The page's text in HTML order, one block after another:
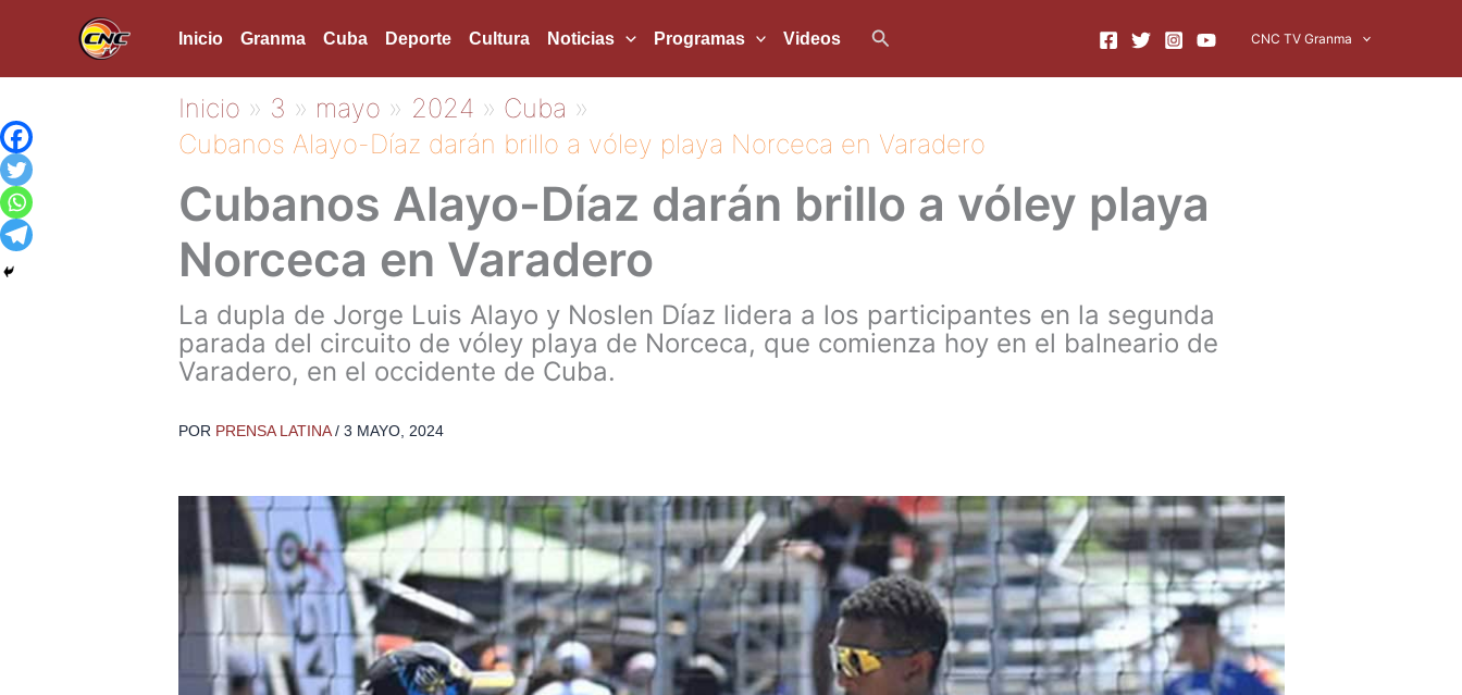
Inicio Granma Cuba Deporte Cultura Noticias Programas Videos Buscar CNC TV Granma
Inicio 3 mayo 2024
Cuba
Cubanos Alayo-Díaz darán brillo a vóley playa Norceca en Varadero
Cubanos Alayo-Díaz darán brillo a vóley playa
Norceca en Varadero
La dupla de Jorge Luis Alayo y Noslen Díaz lidera a los participantes en la segunda
parada del circuito de vóley playa de Norceca, que comienza hoy en el balneario de
Varadero, en el occidente de Cuba.
POR PRENSA LATINA/ 3 MAYO, 2024